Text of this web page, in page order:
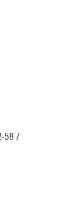
58 /